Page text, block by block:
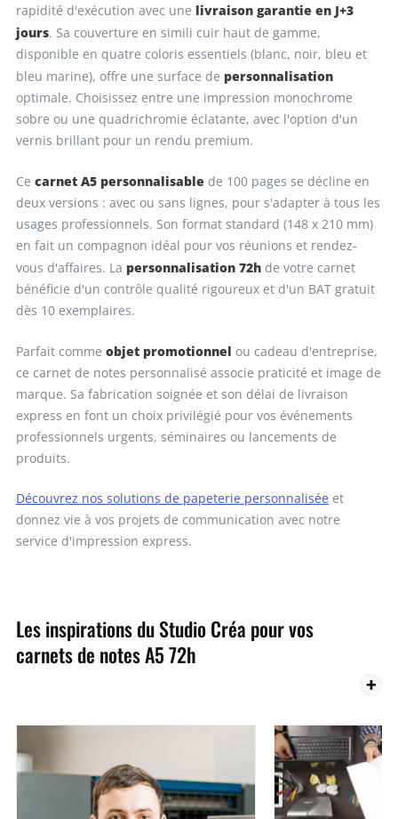
rapidité d'exécution avec une livraison garantie en J+3
jours. Sa couverture en simili cuir haut de gamme,
disponible en quatre coloris essentiels (blanc, noir, bleu et
bleu marine), offre une surface de personnalisation
optimale. Choisissez entre une impression monochrome
sobre ou une quadrichromie éclatante, avec l'option d'un
vernis brillant pour un rendu premium.
Ce carnet A5 personnalisable de 100 pages se décline en
deux versions : avec ou sans lignes, pour s'adapter à tous les
usages professionnels. Son format standard (148 x 210 mm)
en fait un compagnon idéal pour vos réunions et rendez-
vous d'affaires. La personnalisation 72hde votre carnet
bénéficie d'un contrôle qualité rigoureux et d'un BAT gratuit
dès 10 exemplaires.
Parfait comme objet promotionnel ou cadeau d'entreprise,
ce carnet de notes personnalisé associe praticité et image de
marque. Sa fabrication soignée et son délai de livraison
express en font un choix privilégié pour vos événements
professionnels urgents, séminaires ou lancements de
produits.
Découvrez nos solutions de papeterie personnalisée et
donnez vie à vos projets de communication avec notre
service d'impression express.
Les inspirations du Studio Créa pour vos
carnets de notes A5 72h